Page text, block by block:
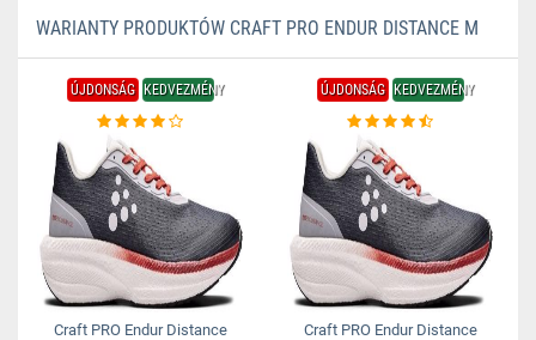
WARIANTY PRODUKTÓW CRAFT PRO ENDUR DISTANCE M
ÚJDONSÁG KEDVEZMÉNY
Craft PRO Endur Distance
ÚJDONSÁG KEDVEZMÉNY
Craft PRO Endur Distance